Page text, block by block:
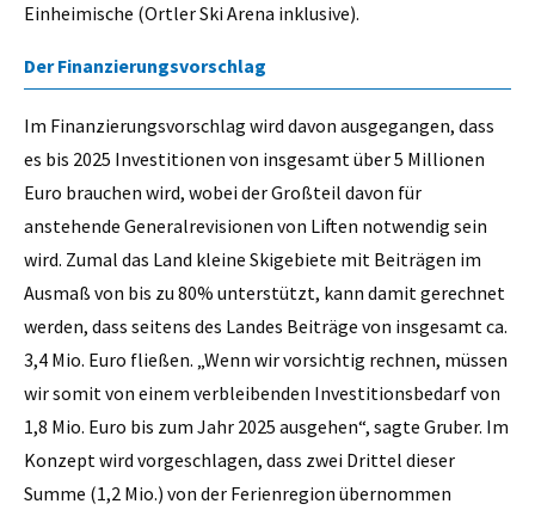
Einheimische (Ortler Ski Arena inklusive).
Der Finanzierungsvorschlag
Im Finanzierungsvorschlag wird davon ausgegangen, dass
es bis 2025 Investitionen von insgesamt über 5 Millionen
Euro brauchen wird, wobei der Großteil davon für
anstehende Generalrevisionen von Liften notwendig sein
wird. Zumal das Land kleine Skigebiete mit Beiträgen im
Ausmaß von bis zu 80% unterstützt, kann damit gerechnet
werden, dass seitens des Landes Beiträge von insgesamt ca.
3,4 Mio. Euro fließen. „Wenn wir vorsichtig rechnen, müssen
wir somit von einem verbleibenden Investitionsbedarf von
1,8 Mio. Euro bis zum Jahr 2025 ausgehen“, sagte Gruber. Im
Konzept wird vorgeschlagen, dass zwei Drittel dieser
Summe (1,2 Mio.) von der Ferienregion übernommen